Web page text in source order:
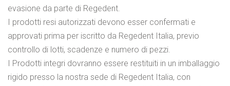
evasione da parte di Regedent.
I prodotti resi autorizzati devono esser confermati e
approvati prima per iscritto da Regedent Italia, previo
controllo di lotti, scadenze e numero di pezzi.
I Prodotti integri dovranno essere restituiti in un imballaggio
rigido presso la nostra sede di Regedent Italia, con